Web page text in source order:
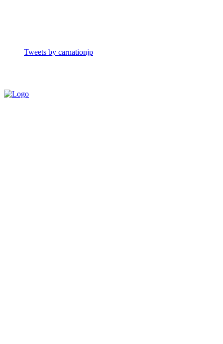
Tweets by carnationjp